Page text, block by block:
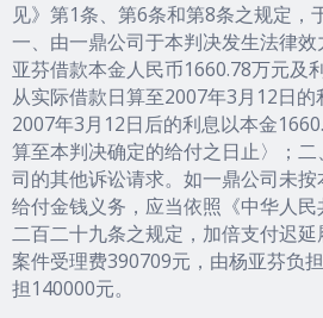
见》第1条、第6条和第8条之规定，
一、由一鼎公司于本判决发生法律
亚芬借款本金人民币1660.78万元及
从实际借款日算至2007年3月12日的
2007年3月12日后的利息以本金
算至本判决确定的给付之日止〉；
司的其他诉讼请求。如一鼎公司未
给付金钱义务，应当依照《中华人
二百二十九条之规定，加倍支付迟延
案件受理费390709元，由杨亚芬负
担140000元。